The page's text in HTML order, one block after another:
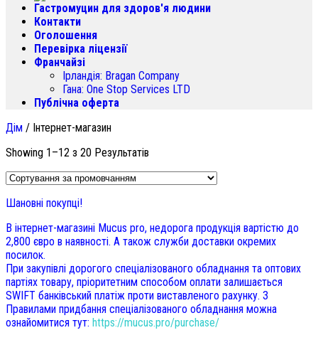
Гастромуцин для здоров'я людини
Контакти
Оголошення
Перевірка ліцензії
Франчайзі
Ірландія: Bragan Company
Гана: One Stop Services LTD
Публічна оферта
Дім / Інтернет-магазин
Showing 1–12 з 20 Результатів
Шановні покупці!
В інтернет-магазині Mucus pro, недорога продукція вартістю до
2,800 євро в наявності. А також служби доставки окремих
посилок.
При закупівлі дорогого спеціалізованого обладнання та оптових
партіях товару, пріоритетним способом оплати залишається
SWIFT банківський платіж проти виставленого рахунку. З
Правилами придбання спеціалізованого обладнання можна
ознайомитися тут: https://mucus.pro/purchase/